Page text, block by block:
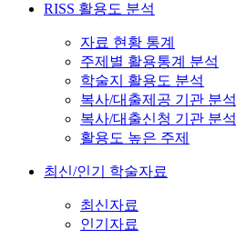
RISS 활용도 분석
자료 현황 통계
주제별 활용통계 분석
학술지 활용도 분석
복사/대출제공 기관 분석
복사/대출신청 기관 분석
활용도 높은 주제
최신/인기 학술자료
최신자료
인기자료